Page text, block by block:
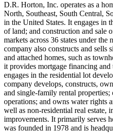
D.R. Horton, Inc. operates as a
North, Southeast, South Central,
in the United States. It engages in
of land; and construction and sale
markets across 36 states under
company also constructs and sells
and attached homes, such as
it provides mortgage financing and
engages in the residential lot
company develops, constructs,
and single-family rental properties;
operations; and owns water rights
well as non-residential real estate,
improvements. It primarily serves
was founded in 1978 and is